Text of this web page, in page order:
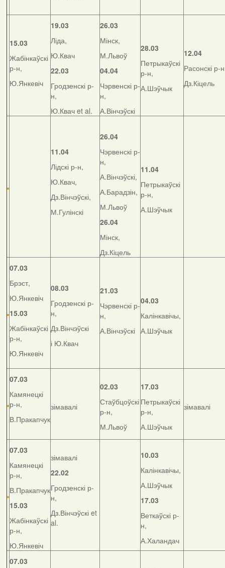
15.03
Жабінкаўскі
р-н,
Ю.Янкевіч
19.03
Ліда,
Ю.Квач
22.03
Гродзенскі р-
н,
Ю.Квач et al.
26.03
Мінск,
М.Львоў
04.04
Чэрвенскі р-
н,
А.Вінчэўскі
28.03
Петрыкаўскі
р-н,
А.Шэўчык
12.04
Расонскі р-
Дз.Кіцель
11.04
Лідскі р-н,
Ю.Квач,
Дз.Вінчэўскі,
М.Гулінскі
26.04
Чэрвенскі р-
н,
А.Вінчэўскі,
А.Барадзін,
М.Львоў
26.04
Мінск,
Дз.Кіцель
11.04
Петрыкаўскі
р-н,
А.Шэўчык
07.03
Брэст,
Ю.Янкевіч
15.03
Жабінкаўскі
р-н,
Ю.Янкевіч
08.03
Гродзенскі р-
н,
Дз.Вінчэўскі
і Ю.Квач
21.03
Чэрвенскі р-
н,
А.Вінчэўскі
04.03
Калінкавічы,
А.Шэўчык
07.03
Камянецкі
р-н,
В.Пракапчук
зімавалі
02.03
Стаўбцоўскі
р-н,
М.Львоў
17.03
Петрыкаўскі
р-н,
А.Шэўчык
зімавалі
07.03
Камянецкі
р-н,
В.Пракапчук
15.03
Жабінкаўскі
р-н,
Ю.Янкевіч
зімавалі
22.02
Гродзенскі р-
н,
Дз.Вінчэўскі et
al.
10.03
Калінкавічы,
А.Шэўчык
17.03
Веткаўскі р-
н,
А.Халандач
07.03